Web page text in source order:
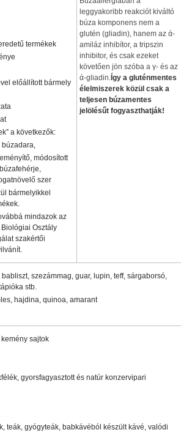
termékek
előállított bármely
a következők:
búzadara,
módosított
szer
bármelyikkel
mindazok az
Osztály
szakértői
leggyakoribb reakciót kiváltó
búza komponens nem a
glutén (gliadin), hanem az ά-
amiláz inhibítor, a tripszin
inhibitor, és csak ezeket
követően jön szóba a γ- és az
ά-gliadin. Így a gluténmentes
élelmiszerek közül csak a
teljesen búzamentes
jelölésűt fogyaszthatják!
szezámmag, guar, lupin, teff, sárgaborsó,
stb.
hajdina, quinoa, amarant
sajtok
gyorsfagyasztott és natúr konzervipari
teák, gyógyteák, babkávéból készült kávé, valódi